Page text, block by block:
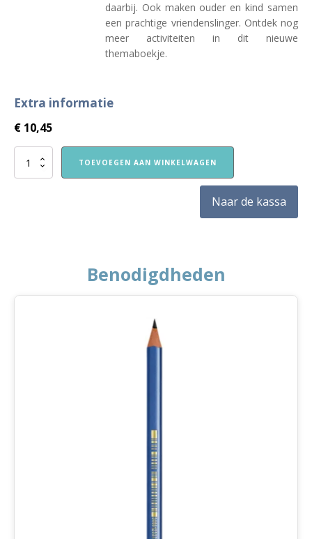
daarbij. Ook maken ouder en kind samen
een prachtige vriendenslinger. Ontdek nog
meer activiteiten in dit nieuwe
themaboekje.
Extra informatie
€ 10,45
Nieuw!
TOEVOEGEN AAN WINKELWAGEN
Naar de kassa
Benodigdheden